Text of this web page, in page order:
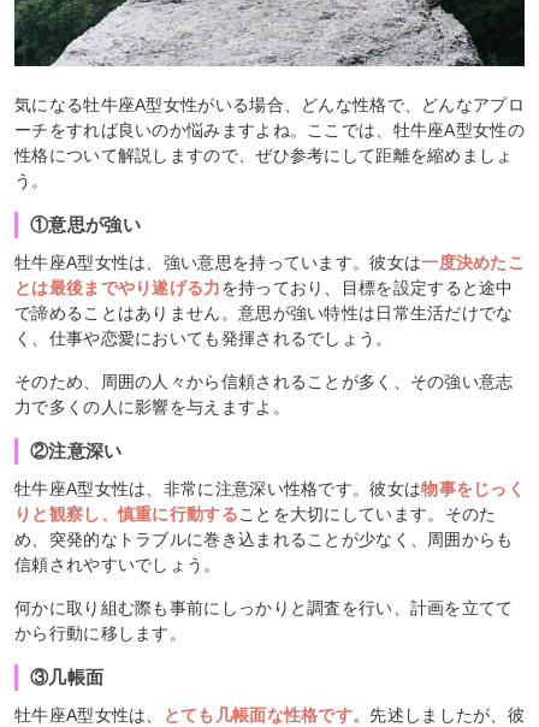
気になる牡牛座A型女性がいる場合、どんな性格で、どんなアプロ
ーチをすれば良いのか悩みますよね。ここでは、牡牛座A型女性の
性格について解説しますので、ぜひ参考にして距離を縮めましょ
う。
①意思が強い
牡牛座A型女性は、強い意思を持っています。彼女は一度決めたこ
とは最後までやり遂げる力を持っており、目標を設定すると途中
で諦めることはありません。意思が強い特性は日常生活だけでな
く、仕事や恋愛においても発揮されるでしょう。
そのため、周囲の人々から信頼されることが多く、その強い意志
力で多くの人に影響を与えますよ。
②注意深い
牡牛座A型女性は、非常に注意深い性格です。彼女は物事をじっく
りと観察し、慎重に行動することを大切にしています。そのた
め、突発的なトラブルに巻き込まれることが少なく、周囲からも
信頼されやすいでしょう。
何かに取り組む際も事前にしっかりと調査を行い、計画を立てて
から行動に移します。
③几帳面
牡牛座A型女性は、 とても几帳面な性格です。先述しましたが、彼